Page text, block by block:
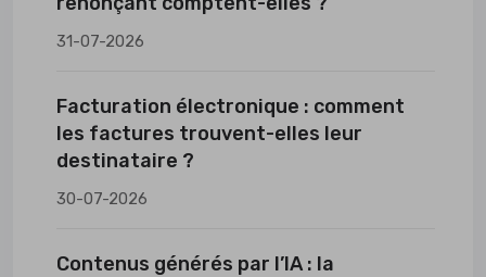
31-07-2026
Facturation électronique : comment
les factures trouvent-elles leur
destinataire ?
30-07-2026
Contenus générés par l’IA : la